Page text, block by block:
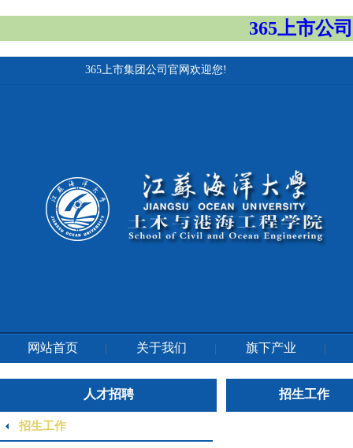
365上市公
365上市集团公司官网欢迎您!
网站首页 | 关于我们 | 旗下产业 |
人才招聘
招生工作
招生工作